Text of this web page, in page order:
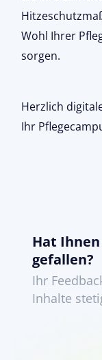
Wohl Ihrer
sorgen.
Herzlich
Ihr
Hat
gefallen?
Ihr
Inhalte